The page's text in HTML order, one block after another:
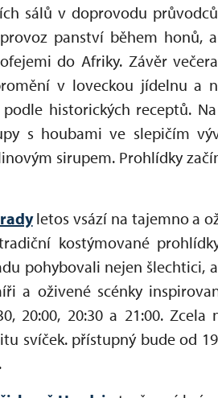
sálů v doprovodu
panství během honů,
do Afriky. Závěr
v loveckou jídelnu a
historických receptů.
s houbami ve slepičím
sirupem. Prohlídky
letos vsází na tajemno a
kostýmované
pohybovali nejen šlechtici,
a oživené scénky
20:00, 20:30 a 21:00.
svíček. přístupný bude od